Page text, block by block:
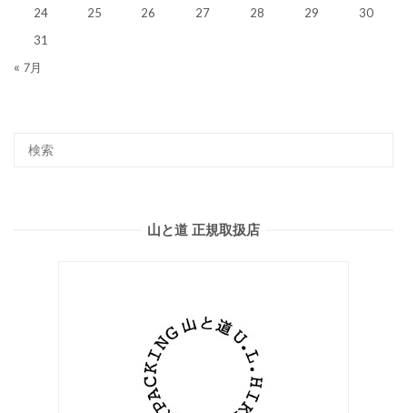
24
25 26 27 28 29
30
31
« 7月
山と道 正規取扱店